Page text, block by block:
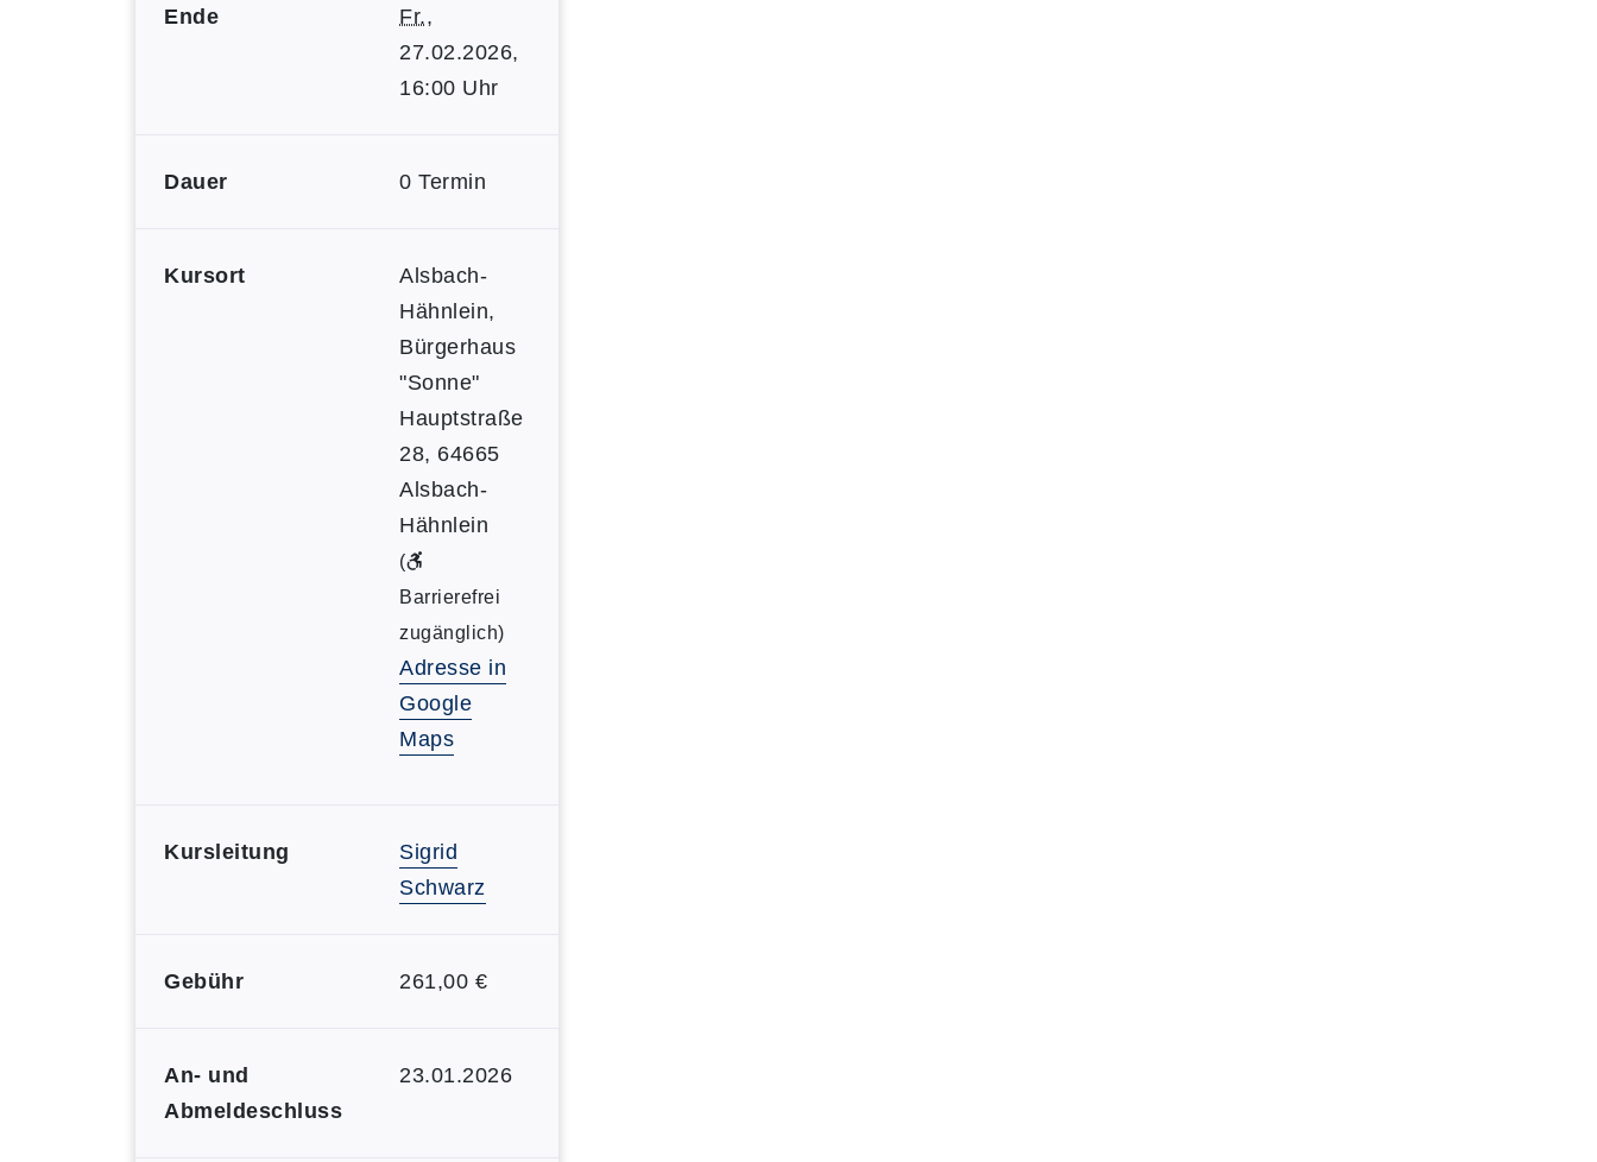
Ende Fr.,
27.02.2026,
16:00 Uhr
Dauer 0 Termin
Kursort
Alsbach-
Hähnlein,
Bürgerhaus
"Sonne"
Hauptstraße
28, 64665
Alsbach-
Hähnlein
(
Barrierefrei
zugänglich)
Adresse in
Google
Maps
Kursleitung
Sigrid
Schwarz
Gebühr 261,00 €
An- und
Abmeldeschluss
23.01.2026